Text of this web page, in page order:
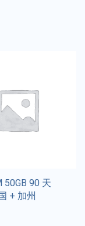
50GB 90 天
+ 加州